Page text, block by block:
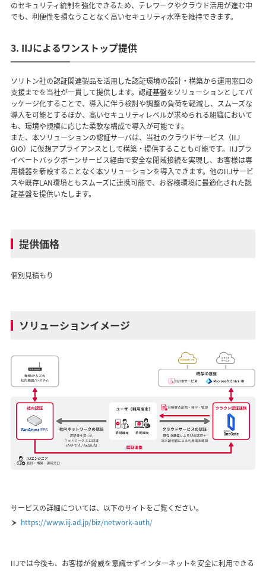
のセキュリティ統制を強化できるため、テレワークやクラウド活用が進む中
でも、利便性を損なうことなく高いセキュリティ水準を維持できます。
3. IIJによるワンストップ提供
ソリトン社の認証関連製品を活用した認証環境の設計・構築から運用窓口の
支援までを当社が一貫して提供します。認証基盤をソリューションとしてパ
ッケージ化することで、導入に伴う検討や調整の負荷を軽減し、スムーズな
導入を可能とするほか、高いセキュリティレベルが求められる組織において
も、環境や規模に応じた柔軟な構成で導入が可能です。
また、本ソリューションの認証サーバは、当社のクラウドサービス（IIJ
GIO）に仮想アプライアンスとして構築・提供することも可能です。IIJプラ
イベートバックボーンサービス経由で安全な閉域接続を実現し、お客様は専
用機器を新設することなく本ソリューションを導入できます。他のIIJサービ
スや既存LAN環境ともスムーズに連携可能で、お客様環境に最適化された認
証基盤を提供いたします。
提供価格
個別見積もり
ソリューションイメージ
サービスの詳細については、以下のサイトをご覧ください。
https://www.iij.ad.jp/biz/network-auth/
IIJでは今後も、お客様が脅威を意識せずインターネットを安全に利用できる